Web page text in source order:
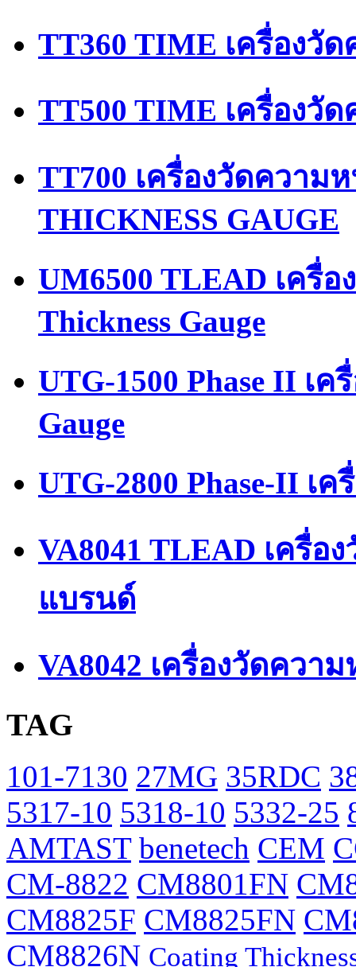
TT360 TIME เครื่องวั
TT500 TIME เครื่องวั
TT700 เครื่องวัดความ
THICKNESS GAUGE
UM6500 TLEAD เครื่
Thickness Gauge
UTG-1500 Phase II เ
Gauge
UTG-2800 Phase-II เ
VA8041 TLEAD เครื่อ
แบรนด์
VA8042 เครื่องวัดควา
TAG
101-7130 27MG 35RDC
5317-10 5318-10 5332-25
AMTAST benetech CEM
CM-8822 CM8801FN
CM8825F CM8825FN
CM8826N Coating